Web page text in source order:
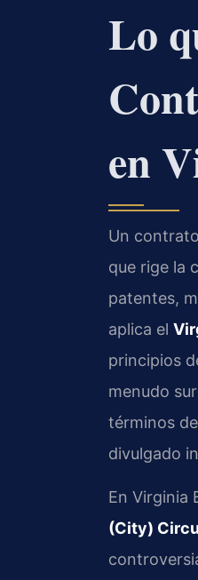
Lo
en
Un
que rige la
patentes,
aplica el
principios
menudo
términos
divulgado
En Virginia
(City)